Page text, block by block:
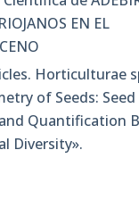
EN EL
Horticulturae
of Seeds: Seed
Quantification
Diversity»​.